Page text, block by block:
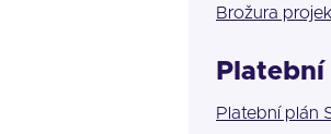
Brožura
Platební plán